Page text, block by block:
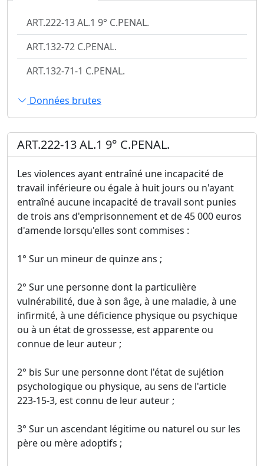
ART.222-13 AL.1 9° C.PENAL.
ART.132-72 C.PENAL.
ART.132-71-1 C.PENAL.
Données brutes
ART.222-13 AL.1 9° C.PENAL.
Les violences ayant entraîné une incapacité de
travail inférieure ou égale à huit jours ou n'ayant
entraîné aucune incapacité de travail sont punies
de trois ans d'emprisonnement et de 45 000 euros
d'amende lorsqu'elles sont commises :
1° Sur un mineur de quinze ans ;
2° Sur une personne dont la particulière
vulnérabilité, due à son âge, à une maladie, à une
infirmité, à une déficience physique ou psychique
ou à un état de grossesse, est apparente ou
connue de leur auteur ;
2° bis Sur une personne dont l'état de sujétion
psychologique ou physique, au sens de l'article
223-15-3, est connu de leur auteur ;
3° Sur un ascendant légitime ou naturel ou sur les
père ou mère adoptifs ;